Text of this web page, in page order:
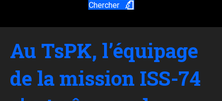
Chercher
Au TsPK, l’équipage
de la mission ISS-74